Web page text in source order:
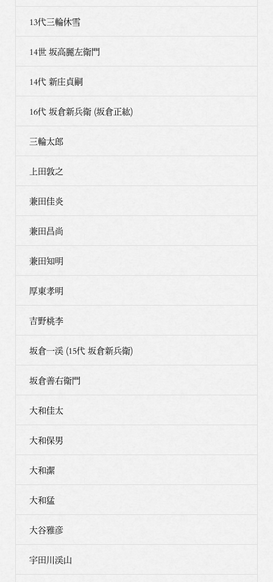
13代三輪休雪
14世 坂高麗左衛門
14代 新庄貞嗣
16代 坂倉新兵衛 (坂倉正紘)
三輪太郎
上田敦之
兼田佳炎
兼田昌尚
兼田知明
厚東孝明
吉野桃李
坂倉一渓 (15代 坂倉新兵衛)
坂倉善右衛門
大和佳太
大和保男
大和潔
大和猛
大谷雅彦
宇田川渓山